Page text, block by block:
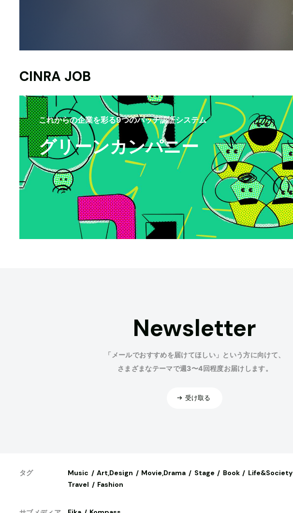
CINRA JOB
これからの企業を彩る9つのバッヂ認証システム
グリーンカンパニー
Newsletter
「メールでおすすめを届けてほしい」という方に向けて、
さまざまなテーマで週3〜4回程度お届けします。
受け取る
タグ Music Art,Design Movie,Drama Stage Book Life&Society
Travel
Fashion